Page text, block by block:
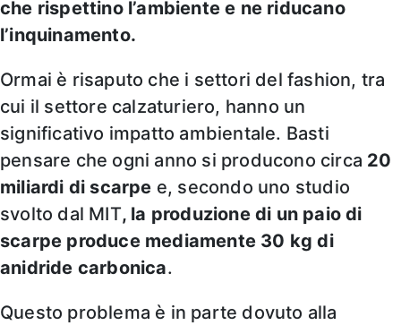
che rispettino l’ambiente e ne riducano
l’inquinamento.
Ormai è risaputo che i settori del fashion, tra
cui il settore calzaturiero, hanno un
significativo impatto ambientale. Basti
pensare che ogni anno si producono circa 20
miliardi di scarpe e, secondo uno studio
svolto dal MIT, la produzione di un paio di
scarpe produce mediamente 30 kg di
anidride carbonica.
Questo problema è in parte dovuto alla